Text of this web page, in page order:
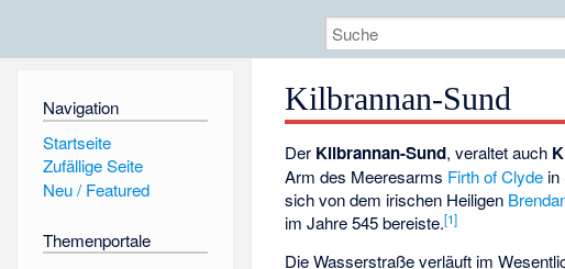
Navigation
Startseite
Zufällige Seite
Neu / Featured
Themenportale
Kilbrannan-Sund
Der Kilbrannan-Sund, veraltet auch
Arm des Meeresarms Firth of Clyde in
sich von dem irischen Heiligen
im Jahre 545 bereiste.[1]
Die Wasserstraße verläuft im